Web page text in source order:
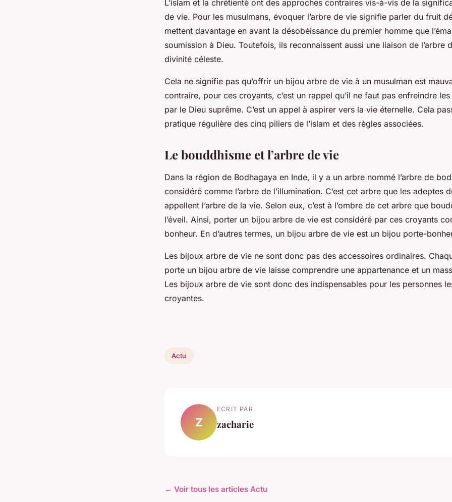
L’islam et la chrétienté ont des approches contraires vis-à-vis de la
de vie. Pour les musulmans, évoquer l’arbre de vie signifie parler du fruit
mettent davantage en avant la désobéissance du premier homme que
soumission à Dieu. Toutefois, ils reconnaissent aussi une liaison de l’arbre
divinité céleste.
Cela ne signifie pas qu’offrir un bijou arbre de vie à un musulman est
contraire, pour ces croyants, c’est un rappel qu’il ne faut pas enfreindre
par le Dieu suprême. C’est un appel à aspirer vers la vie éternelle. Cela
pratique régulière des cinq piliers de l’islam et des règles associées.
Le bouddhisme et l’arbre de vie
Dans la région de Bodhagaya en Inde, il y a un arbre nommé l’arbre de
considéré comme l’arbre de l’illumination. C’est cet arbre que les adeptes
appellent l’arbre de la vie. Selon eux, c’est à l’ombre de cet arbre que
l’éveil. Ainsi, porter un bijou arbre de vie est considéré par ces croyants
bonheur. En d’autres termes, un bijou arbre de vie est un bijou porte-
Les bijoux arbre de vie ne sont donc pas des accessoires ordinaires.
porte un bijou arbre de vie laisse comprendre une appartenance et un
Les bijoux arbre de vie sont donc des indispensables pour les personnes
croyantes.
Actu
Z
ECRIT PAR
zacharie
← Voir tous les articles Actu